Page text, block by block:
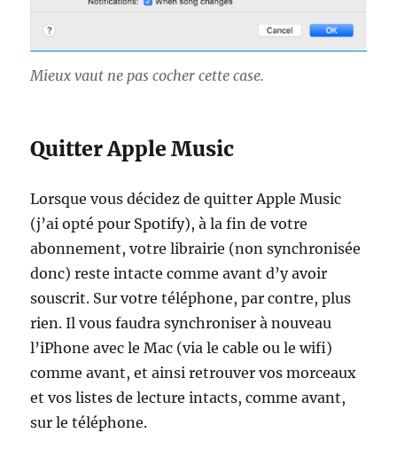
Mieux vaut ne pas cocher cette case.
Quitter Apple Music
Lorsque vous décidez de quitter Apple Music
(j’ai opté pour Spotify), à la fin de votre
abonnement, votre librairie (non synchronisée
donc) reste intacte comme avant d’y avoir
souscrit. Sur votre téléphone, par contre, plus
rien. Il vous faudra synchroniser à nouveau
l’iPhone avec le Mac (via le cable ou le wifi)
comme avant, et ainsi retrouver vos morceaux
et vos listes de lecture intacts, comme avant,
sur le téléphone.